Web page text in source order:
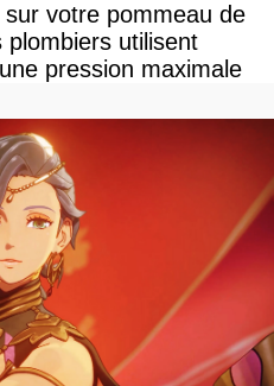
votre pommeau de
utilisent
pression maximale